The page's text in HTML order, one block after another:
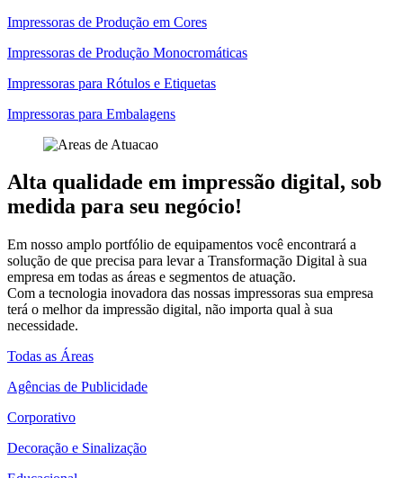
Impressoras de Produção em Cores
Impressoras de Produção Monocromáticas
Impressoras para Rótulos e Etiquetas
Impressoras para Embalagens
Alta qualidade em impressão digital, sob
medida para seu negócio!
Em nosso amplo portfólio de equipamentos você encontrará a
solução de que precisa para levar a Transformação Digital à sua
empresa em todas as áreas e segmentos de atuação.
Com a tecnologia inovadora das nossas impressoras sua empresa
terá o melhor da impressão digital, não importa qual à sua
necessidade.
Todas as Áreas
Agências de Publicidade
Corporativo
Decoração e Sinalização